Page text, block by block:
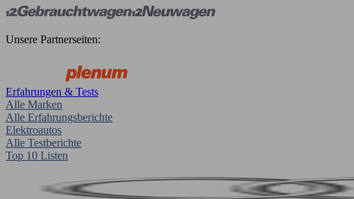
Unsere Partnerseiten:
Erfahrungen & Tests
Alle Marken
Alle Erfahrungsberichte
Elektroautos
Alle Testberichte
Top 10 Listen